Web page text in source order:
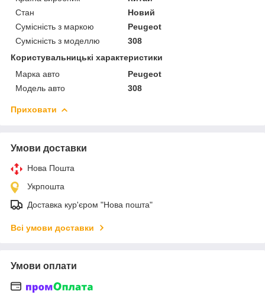
Стан
Новий
Сумісність з маркою
Peugeot
Сумісність з моделлю
308
Користувальницькі характеристики
Марка авто
Peugeot
Модель авто
308
Приховати
Умови доставки
Нова Пошта
Укрпошта
Доставка кур'єром "Нова пошта"
Всі умови доставки
Умови оплати